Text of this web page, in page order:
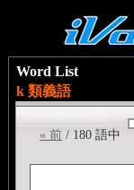
Word List
k 類義語
« 前 / 180 語中